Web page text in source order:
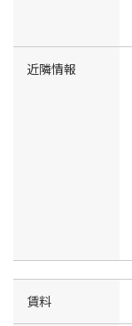
近隣情報
賃料